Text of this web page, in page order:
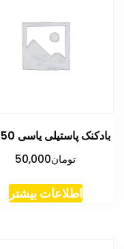
بادکنک پاستیلی یاسی 50 تایی
تومان50,000
اطلاعات بیشتر